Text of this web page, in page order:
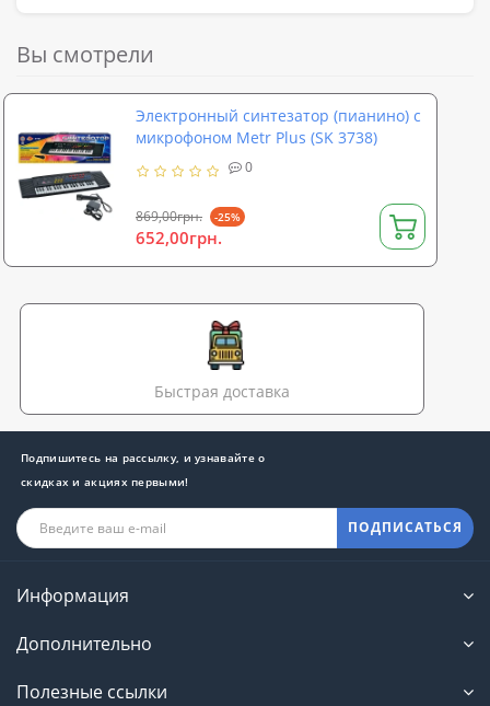
Вы смотрели
Электронный синтезатор (пианино) с
микрофоном Metr Plus (SK 3738)
0
869,00грн. -25%
652,00грн.
Быстрая доставка
Подпишитесь на рассылку, и узнавайте о
скидках и акциях первыми!
ПОДПИСАТЬСЯ
Информация
Дополнительно
Полезные ссылки